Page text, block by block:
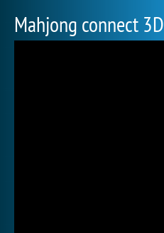
Mahjong connect 3D